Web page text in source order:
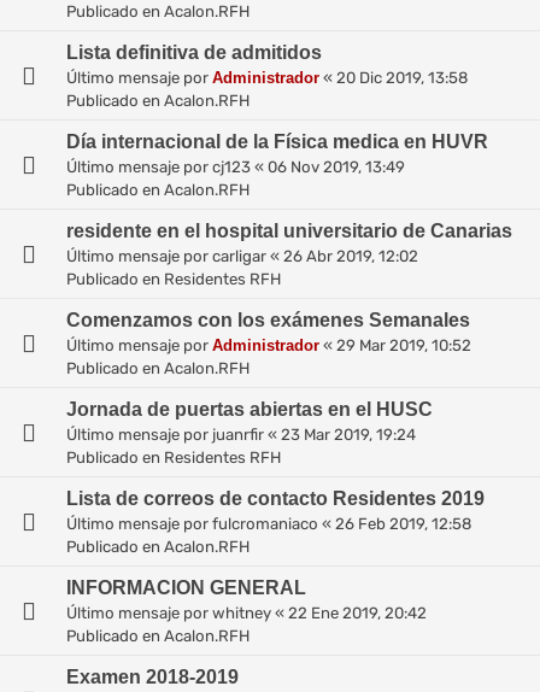
Publicado en Acalon.RFH
Lista definitiva de admitidos
Último mensaje por Administrador « 20 Dic 2019, 13:58
Publicado en Acalon.RFH
Día internacional de la Física medica en HUVR
Último mensaje por cj123 « 06 Nov 2019, 13:49
Publicado en Acalon.RFH
residente en el hospital universitario de Canarias
Último mensaje por carligar « 26 Abr 2019, 12:02
Publicado en Residentes RFH
Comenzamos con los exámenes Semanales
Último mensaje por Administrador « 29 Mar 2019, 10:52
Publicado en Acalon.RFH
Jornada de puertas abiertas en el HUSC
Último mensaje por juanrfir « 23 Mar 2019, 19:24
Publicado en Residentes RFH
Lista de correos de contacto Residentes 2019
Último mensaje por fulcromaniaco « 26 Feb 2019, 12:58
Publicado en Acalon.RFH
INFORMACION GENERAL
Último mensaje por whitney « 22 Ene 2019, 20:42
Publicado en Acalon.RFH
Examen 2018-2019